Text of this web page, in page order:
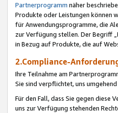
Partnerprogramm näher
Produkte oder Leistungen können
für Anwendungsprogramme, die
zur Verfügung stellen. Der Begriff
in Bezug auf Produkte, die auf
2.Compliance-
Ihre Teilnahme am
Sie sind verpflichtet, uns
Für den Fall, dass Sie gegen diese
uns zur Verfügung stehenden